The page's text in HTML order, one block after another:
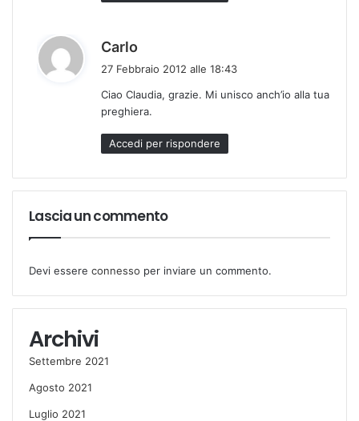
Carlo
e
t
t
o
27 Febbraio 2012 alle 18:43
Ciao Claudia, grazie. Mi unisco anch’io alla tua
preghiera.
Accedi per rispondere
Lascia un commento
Devi essere connesso per inviare un commento.
Archivi
Settembre 2021
Agosto 2021
Luglio 2021